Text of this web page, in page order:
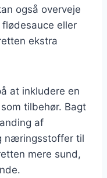
også overveje
eller
ekstra
at inkludere en
tilbehør. Bagt
af
næringsstoffer til
mere sund,